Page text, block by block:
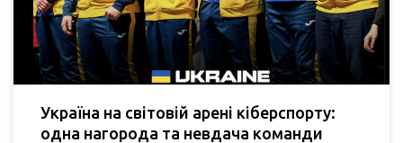
Україна на світовій арені кіберспорту:
одна нагорода та невдача команди